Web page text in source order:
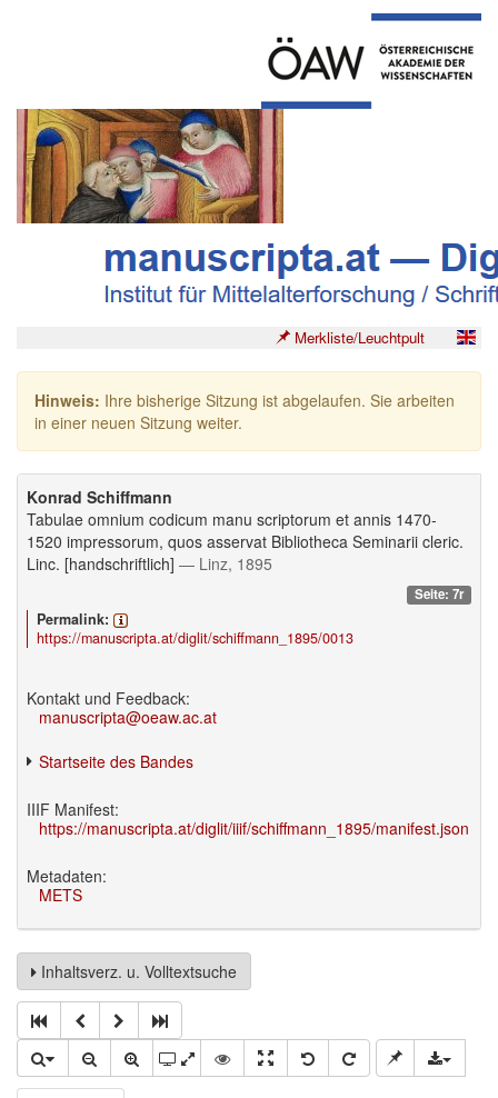
Merkliste/Leuchtpult
Hinweis: Ihre bisherige Sitzung ist abgelaufen. Sie arbeiten
in einer neuen Sitzung weiter.
Konrad Schiffmann
Tabulae omnium codicum manu scriptorum et annis 1470-
1520 impressorum, quos asservat Bibliotheca Seminarii cleric.
Linc. [handschriftlich] — Linz, 1895
Seite: 7r
Permalink:
https://manuscripta.at/diglit/schiffmann_1895/0013
Kontakt und Feedback:
manuscripta@oeaw.ac.at
Startseite des Bandes
IIIF Manifest:
https://manuscripta.at/diglit/iiif/schiffmann_1895/manifest.json
Metadaten:
METS
Inhaltsverz. u. Volltextsuche